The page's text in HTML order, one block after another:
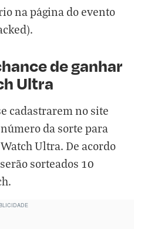
na página do evento
).
de ganhar
Ultra
cadastrarem no site
da sorte para
Ultra. De acordo
sorteados 10